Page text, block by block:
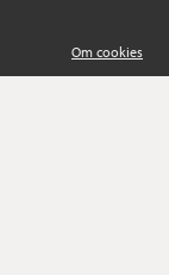
Om cookies